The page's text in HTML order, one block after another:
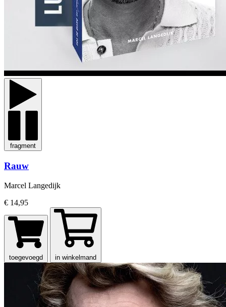
fragment
Rauw
Marcel Langedijk
€ 14,95
toegevoegd in winkelmand